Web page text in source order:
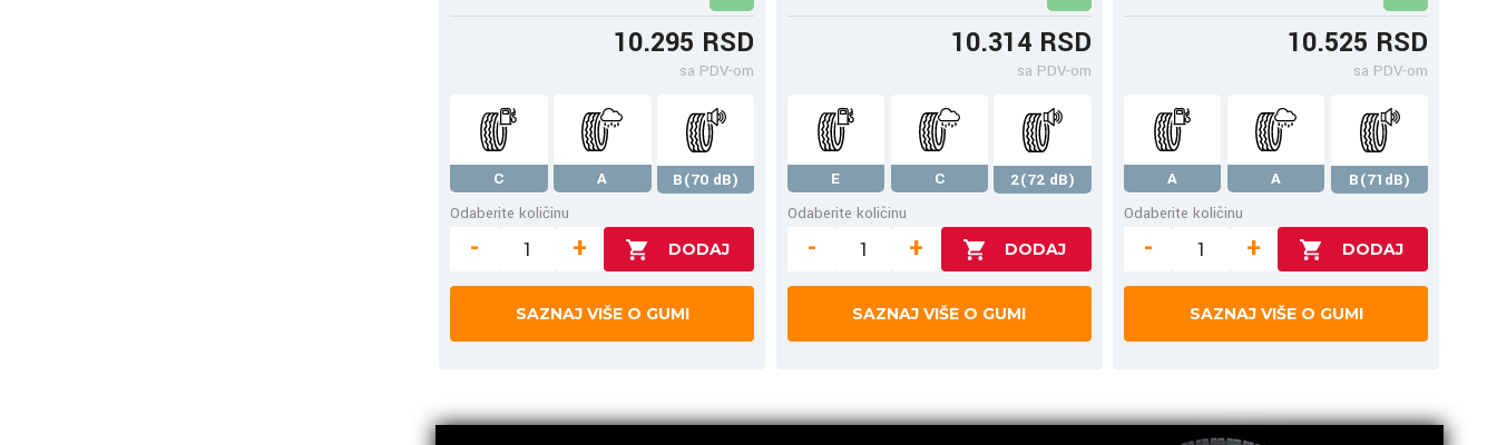
10.295 RSD
sa PDV-om
C A
B(70 dB)
Odaberite količinu
- +
SAZNAJ VIŠE O GUMI
10.314 RSD
sa PDV-om
E C
2(72 dB)
Odaberite količinu
- +
SAZNAJ VIŠE O GUMI
10.525 RSD
sa PDV-om
A A
B(71dB)
Odaberite količinu
- +
SAZNAJ VIŠE O GUMI